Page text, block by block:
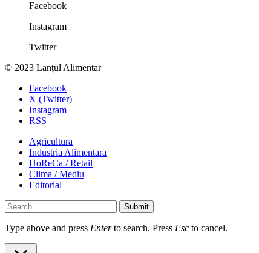
Facebook
Instagram
Twitter
© 2023 Lanțul Alimentar
Facebook
X (Twitter)
Instagram
RSS
Agricultura
Industria Alimentara
HoReCa / Retail
Clima / Mediu
Editorial
Submit
Type above and press Enterto search. Press Esc to cancel.